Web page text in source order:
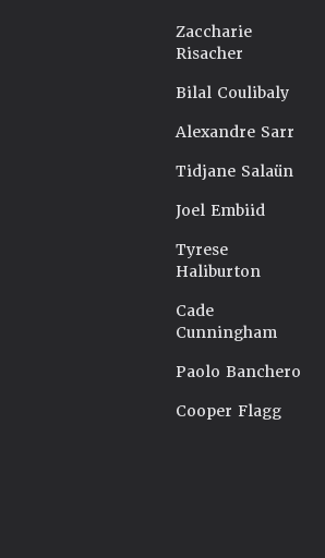
Zaccharie
Risacher
Bilal Coulibaly
Alexandre Sarr
Tidjane Salaün
Joel Embiid
Tyrese
Haliburton
Cade
Cunningham
Paolo Banchero
Cooper Flagg